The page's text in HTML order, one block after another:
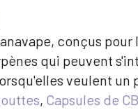
conçus
qui peuvent
veulent
, Capsules de